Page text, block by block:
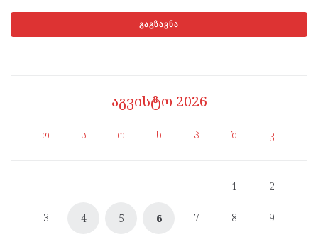
აგვისტო 2026
ო ს ო ხ პ შ კ
1 2
3 4 5 6 7 8 9